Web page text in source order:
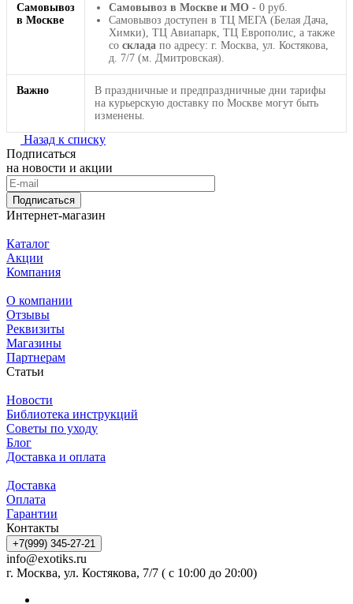
Самовывоз
в Москве
Самовывоз в Москве и МО - 0 руб.
Самовывоз доступен в ТЦ МЕГА (Белая Дача,
Химки), ТЦ Авиапарк, ТЦ Европолис, а также
со склада по адресу: г. Москва, ул. Костякова,
д. 7/7 (м. Дмитровская).
Важно
В праздничные и предпраздничные дни тарифы
на курьерскую доставку по Москве могут быть
изменены.
Назад к списку
Подписаться
на новости и акции
Подписаться
Интернет-магазин
Каталог
Акции
Компания
О компании
Отзывы
Реквизиты
Магазины
Партнерам
Статьи
Новости
Библиотека инструкций
Советы по уходу
Блог
Доставка и оплата
Доставка
Оплата
Гарантии
Контакты
+7(999) 345-27-21
info@exotiks.ru
г. Москва, ул. Костякова, 7/7 ( с 10:00 до 20:00)